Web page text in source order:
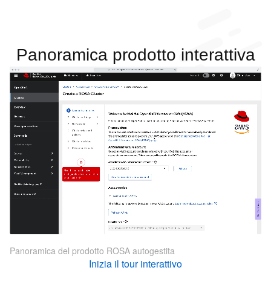
Panoramica prodotto interattiva
Panoramica del prodotto ROSA autogestita
Inizia il tour interattivo